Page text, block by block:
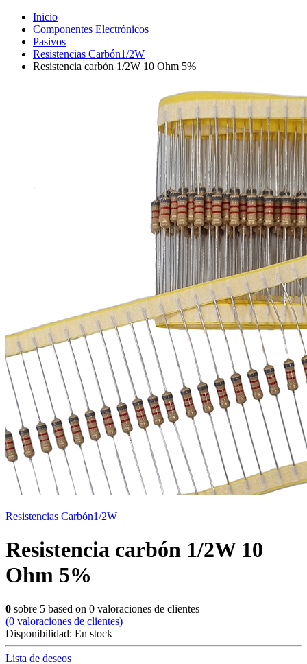
Inicio
Componentes Electrónicos
Pasivos
Resistencias Carbón1/2W
Resistencia carbón 1/2W 10 Ohm 5%
Resistencias Carbón1/2W
Resistencia carbón 1/2W 10
Ohm 5%
0 sobre 5 based on 0 valoraciones de clientes
(0 valoraciones de clientes)
Disponibilidad: En stock
Lista de deseos